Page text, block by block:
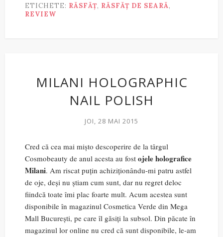
ETICHETE: RĂSFĂȚ, RĂSFĂȚ DE SEARĂ,
REVIEW
MILANI HOLOGRAPHIC
NAIL POLISH
JOI, 28 MAI 2015
Cred că cea mai mișto descoperire de la târgul
Cosmobeauty de anul acesta au fost ojele holografice
Milani. Am riscat puțin achiziționându-mi patru astfel
de oje, deși nu știam cum sunt, dar nu regret deloc
fiindcă toate îmi plac foarte mult. Acum acestea sunt
disponibile în magazinul Cosmetica Verde din Mega
Mall București, pe care îl găsiți la subsol. Din păcate în
magazinul lor online nu cred că sunt disponibile, le-am